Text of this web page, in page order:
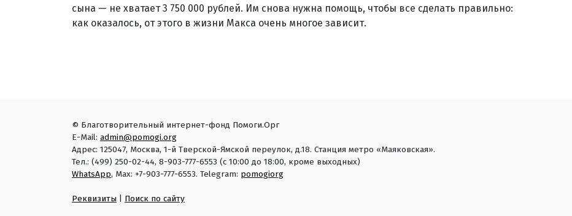
сына — не хватает 3 750 000 рублей. Им снова нужна помощь, чтобы все сделать правильно:
как оказалось, от этого в жизни Макса очень многое зависит.
© Благотворительный интернет-фонд Помоги.Орг
E-Mail: admin@pomogi.org
Адрес: 125047, Москва, 1-й Тверской-Ямской переулок, д.18. Станция метро «Маяковская».
Тел.: (499) 250-02-44, 8-903-777-6553 (с 10:00 до 18:00, кроме выходных)
WhatsApp, Max: +7-903-777-6553. Telegram: pomogiorg
Реквизиты Поиск по сайту